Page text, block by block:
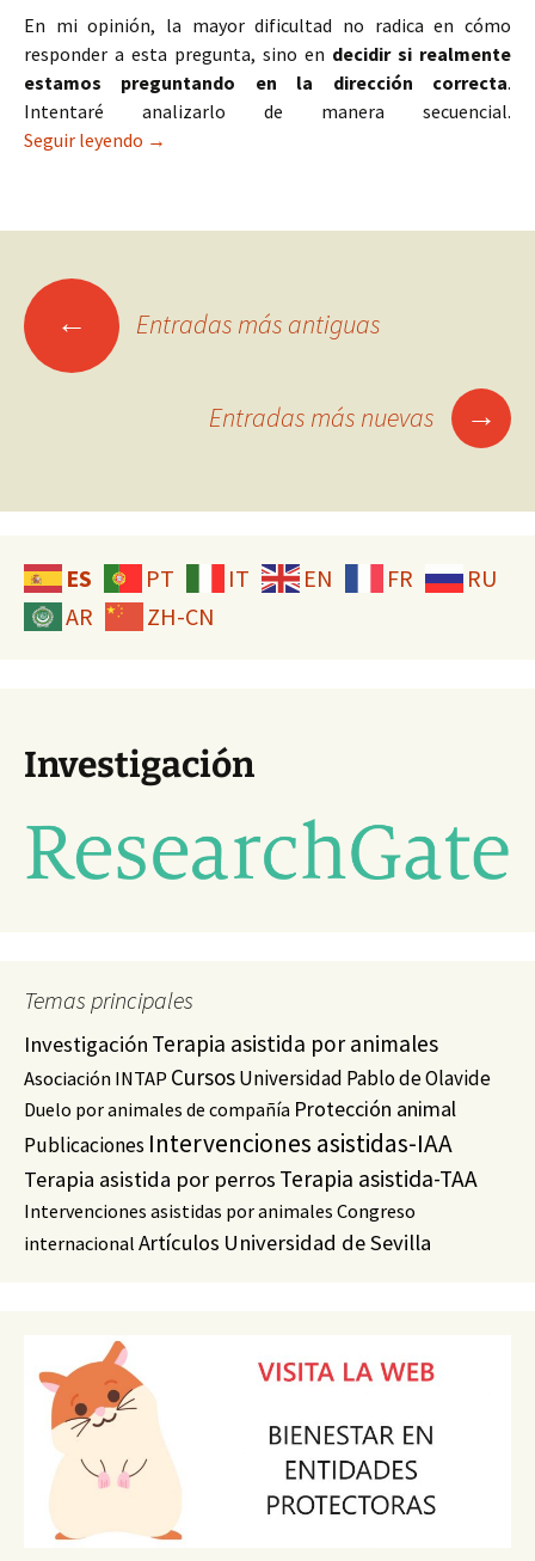
En mi opinión, la mayor dificultad no radica en cómo
responder a esta pregunta, sino en decidir si realmente
estamos preguntando en la dirección correcta.
Intentaré analizarlo de manera secuencial.
Seguir leyendo Forma y fondo de la Terapia Asistida
→
Ir ← Entradas más antiguas
Entradas más nuevas →
ES PT IT EN FR
RU
AR
ZH-CN
Investigación
Temas principales
Investigación Terapia asistida por animales
Asociación INTAP CursosUniversidad Pablo de Olavide
Duelo por animales de compañía Protección animal
Publicaciones Intervenciones asistidas-IAA
Terapia asistida por perros Terapia asistida-TAA
Intervenciones asistidas por animales Congreso
internacionalArtículos Universidad de Sevilla